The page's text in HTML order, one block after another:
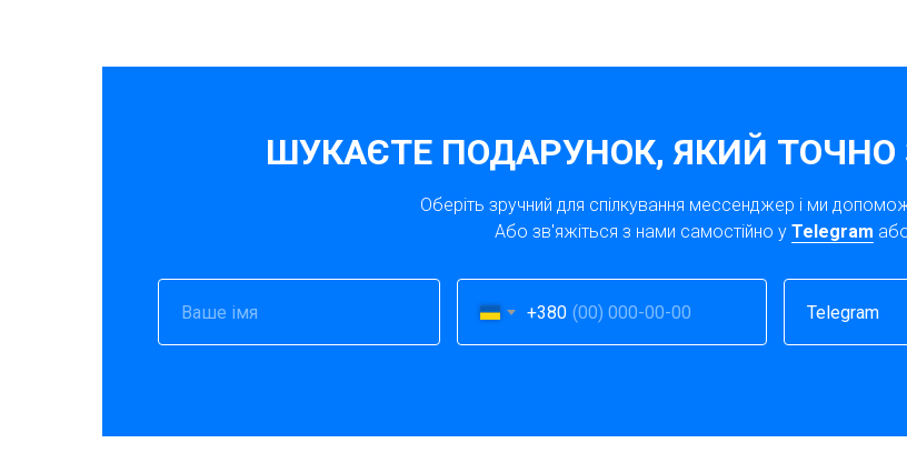
ШУКАЄТЕ ПОДАРУНОК, ЯКИЙ ТОЧНО
Оберіть зручний для спілкування мессенджер і ми
Або зв'яжіться з нами самостійно у Telegram
+380